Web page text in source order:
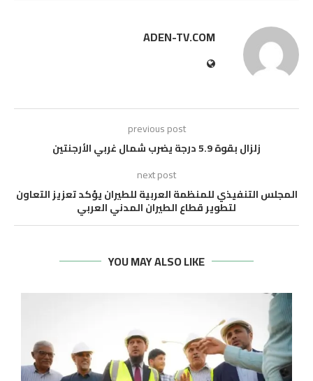
ADEN-TV.COM
previous post
زلزال بقوة 5.9 درجة يضرب شمال غربي الأرجنتين
next post
المجلس التنفيذي للمنظمة العربية للطيران يؤكد تعزيز التعاون
لتطوير قطاع الطيران المدني العربي
YOU MAY ALSO LIKE